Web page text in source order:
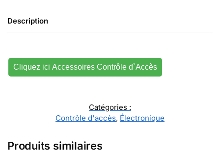
Description
Cliquez ici Accessoires Contrôle d`Accès
Catégories :
Contrôle d'accès, Électronique
Produits similaires